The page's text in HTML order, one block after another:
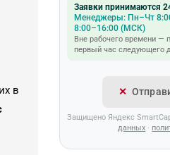
в
Заявки принимаются
Менеджеры: Пн–Чт
8:00–16:00 (МСК)
Вне рабочего времени —
первый час следующего
Защищено Яндекс
данных ·